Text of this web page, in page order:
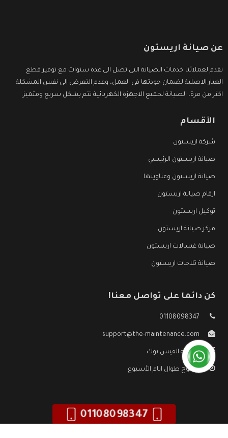
عن صيانة اريستون
نقدم لعملائنا خدمات الصيانة التى تصل الى عدة سنوات مع توفير قطع
الغيار الاصلية لضمان جودتها فى العمل، وعدم التعرض الى نفس المشكلة
اكثر من مرة، الصيانة لجميع الاجهزة الكهربائية تتم بشكل سريع ومتميز.
الأقسام
شركة اريستون
صيانة اريستون الرئيسي
صيانة اريستون وعناوينها
ارقام صيانة اريستون
توكيل اريستون
مركز صيانة اريستون
صيانة غسالات اريستون
صيانة ثلاجات اريستون
كن دائما على تواصل معنا!
01108098347
support@the-maintenance.com
صفحة الفيس بوك
مفتوح طوال ايام الأسبوع
01108098347